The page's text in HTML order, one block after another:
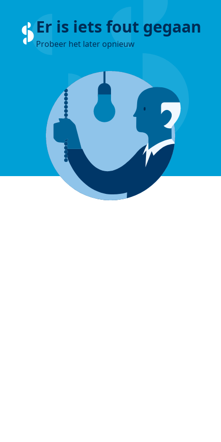
Er is iets fout gegaan
Probeer het later opnieuw